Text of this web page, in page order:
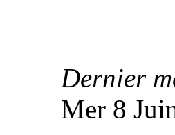
Dernier
Mer 8